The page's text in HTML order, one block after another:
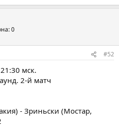
0
#52
мск.
2-й матч
- Зриньски (Мостар,